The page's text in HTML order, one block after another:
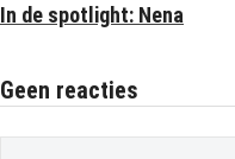
In de spotlight: Nena
Geen reacties